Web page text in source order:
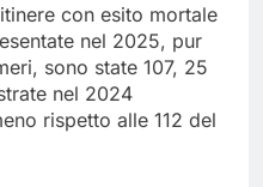
con esito mortale
nel 2025, pur
sono state 107, 25
nel 2024
rispetto alle 112 del